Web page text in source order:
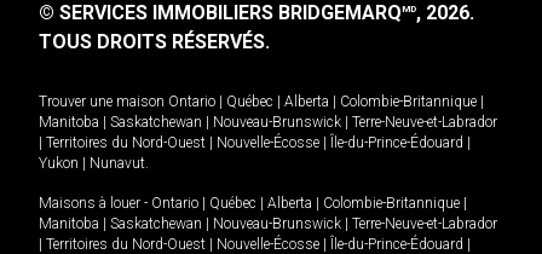
© SERVICES IMMOBILIERS BRIDGEMARQMD, 2026.
TOUS DROITS RÉSERVÉS.
Trouver une maison Ontario Québec Alberta Colombie-Britannique
Manitoba
Saskatchewan Nouveau-Brunswick
Terre-Neuve-et-Labrador
Territoires du Nord-Ouest Nouvelle-Écosse Île-du-Prince-Édouard
Yukon
Nunavut.
Maisons à louer - Ontario Québec Alberta Colombie-Britannique
Manitoba
Saskatchewan Nouveau-Brunswick
Terre-Neuve-et-Labrador
Territoires du Nord-Ouest Nouvelle-Écosse Île-du-Prince-Édouard